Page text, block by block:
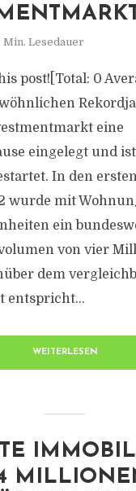
Min. Lesedauer
post![Total: 0
eine
eingelegt und
In den
wurde mit
ein
von vier
dem
entspricht...
WEITERLESEN